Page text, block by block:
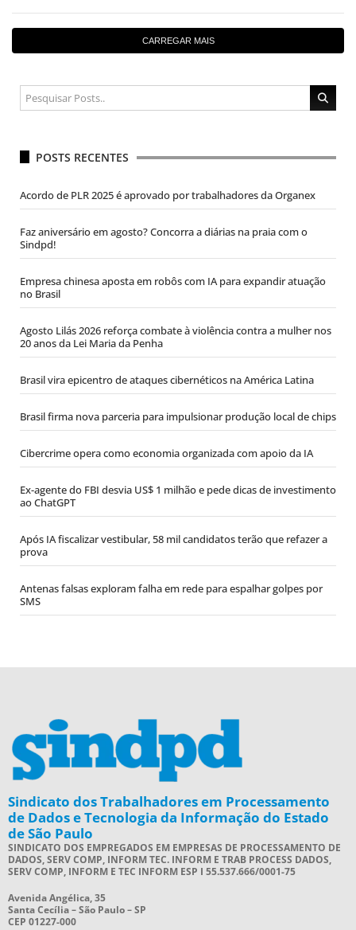
CARREGAR MAIS
POSTS RECENTES
Acordo de PLR 2025 é aprovado por trabalhadores da Organex
Faz aniversário em agosto? Concorra a diárias na praia com o
Sindpd!
Empresa chinesa aposta em robôs com IA para expandir atuação
no Brasil
Agosto Lilás 2026 reforça combate à violência contra a mulher nos
20 anos da Lei Maria da Penha
Brasil vira epicentro de ataques cibernéticos na América Latina
Brasil firma nova parceria para impulsionar produção local de chips
Cibercrime opera como economia organizada com apoio da IA
Ex-agente do FBI desvia US$ 1 milhão e pede dicas de investimento
ao ChatGPT
Após IA fiscalizar vestibular, 58 mil candidatos terão que refazer a
prova
Antenas falsas exploram falha em rede para espalhar golpes por
SMS
Sindicato dos Trabalhadores em Processamento
de Dados e Tecnologia da Informação do Estado
de São Paulo
SINDICATO DOS EMPREGADOS EM EMPRESAS DE PROCESSAMENTO DE
DADOS, SERV COMP, INFORM TEC. INFORM E TRAB PROCESS DADOS,
SERV COMP, INFORM E TEC INFORM ESP I 55.537.666/0001-75
Avenida Angélica, 35
Santa Cecília – São Paulo – SP
CEP 01227-000